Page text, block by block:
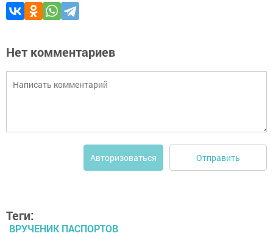
Нет комментариев
Авторизоваться Отправить
Теги:
ВРУЧЕНИК ПАСПОРТОВ